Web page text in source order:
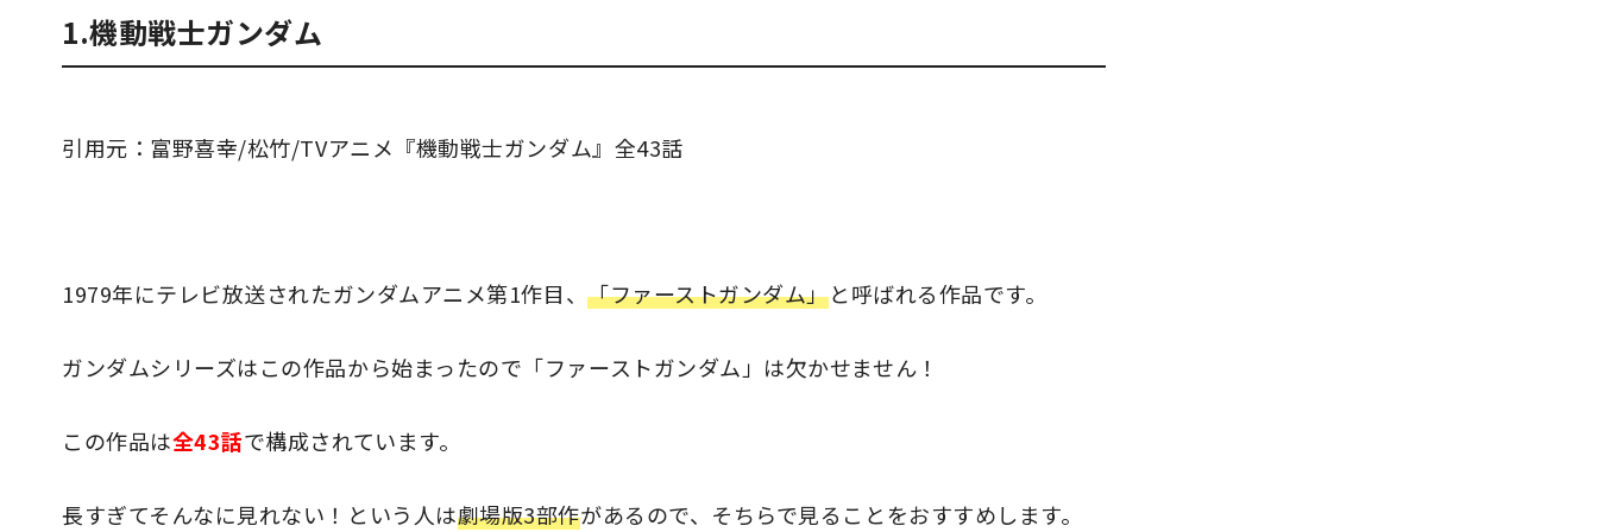
1.機動戦士ガンダム
引用元：富野喜幸/松竹/TVアニメ『機動戦士ガンダム』全43話
1979年にテレビ放送されたガンダムアニメ第1作目、「ファーストガンダム」と呼ばれる作品です。
ガンダムシリーズはこの作品から始まったので「ファーストガンダム」は欠かせません！
この作品は全43話で構成されています。
長すぎてそんなに見れない！という人は劇場版3部作があるので、そちらで見ることをおすすめします。